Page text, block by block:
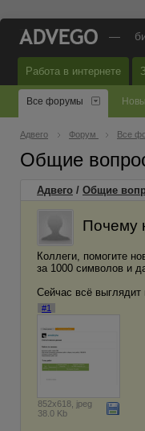
—
Работа в интернете
Все форумы
Адвего Форум Все
Общие
Адвего / Общие
Почему
Коллеги, помогите
за 1000 символов и
Сейчас всё выглядит
#1
852x618, jpeg
38.0 Kb